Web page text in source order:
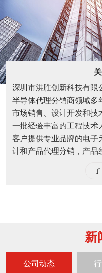
深圳市洪胜创新科技有限
半导体代理分销商领域多
市场销售、设计开发和技
一批经验丰富的工程技术
客户提供专业品牌的电子
计和产品代理分销，产品
新
公司动态